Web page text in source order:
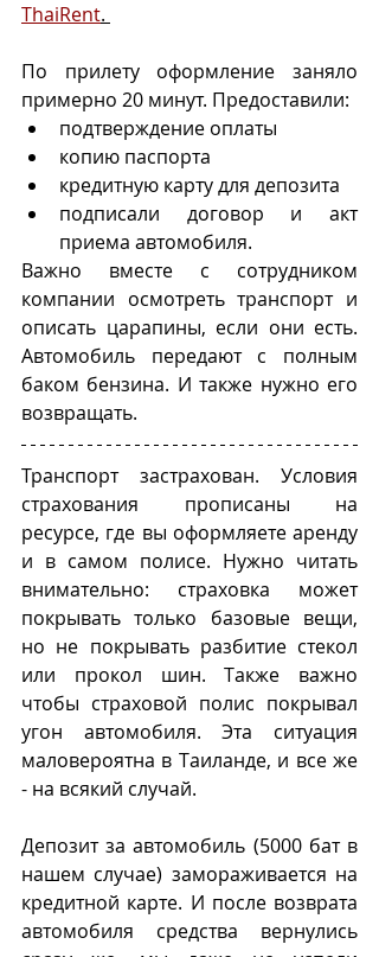
ThaiRent.
По прилету оформление заняло
примерно 20 минут. Предоставили:
подтверждение оплаты
копию паспорта
кредитную карту для депозита
подписали договор и акт
приема автомобиля.
Важно вместе с сотрудником
компании осмотреть транспорт и
описать царапины, если они есть.
Автомобиль передают с полным
баком бензина. И также нужно его
возвращать.
Транспорт застрахован. Условия
страхования прописаны на
ресурсе, где вы оформляете аренду
и в самом полисе. Нужно читать
внимательно: страховка может
покрывать только базовые вещи,
но не покрывать разбитие стекол
или прокол шин. Также важно
чтобы страховой полис покрывал
угон автомобиля. Эта ситуация
маловероятна в Таиланде, и все же
- на всякий случай.
Депозит за автомобиль (5000 бат в
нашем случае) замораживается на
кредитной карте. И после возврата
автомобиля средства вернулись